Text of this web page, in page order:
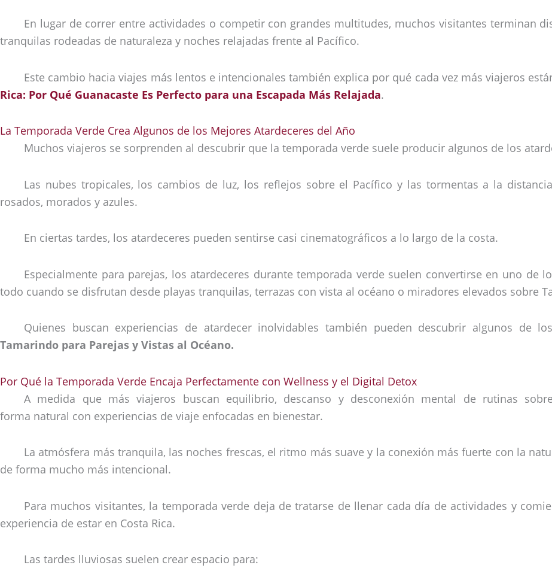
En lugar de correr entre actividades o competir con grandes multitudes, muchos visitantes terminan
tranquilas rodeadas de naturaleza y noches relajadas frente al Pacífico.
Este cambio hacia viajes más lentos e intencionales también explica por qué cada vez más viajeros
Rica: Por Qué Guanacaste Es Perfecto para una Escapada Más Relajada.
La Temporada Verde Crea Algunos de los Mejores Atardeceres del Año
Muchos viajeros se sorprenden al descubrir que la temporada verde suele producir algunos de los
Las nubes tropicales, los cambios de luz, los reflejos sobre el Pacífico y las tormentas a la
rosados, morados y azules.
En ciertas tardes, los atardeceres pueden sentirse casi cinematográficos a lo largo de la costa.
Especialmente para parejas, los atardeceres durante temporada verde suelen convertirse en uno
todo cuando se disfrutan desde playas tranquilas, terrazas con vista al océano o miradores elevados sobre
Quienes buscan experiencias de atardecer inolvidables también pueden descubrir algunos de los
Tamarindo para Parejas y Vistas al Océano.
Por Qué la Temporada Verde Encaja Perfectamente con Wellness y el Digital Detox
A medida que más viajeros buscan equilibrio, descanso y desconexión mental de rutinas
forma natural con experiencias de viaje enfocadas en bienestar.
La atmósfera más tranquila, las noches frescas, el ritmo más suave y la conexión más fuerte con la
de forma mucho más intencional.
Para muchos visitantes, la temporada verde deja de tratarse de llenar cada día de actividades y
experiencia de estar en Costa Rica.
Las tardes lluviosas suelen crear espacio para: